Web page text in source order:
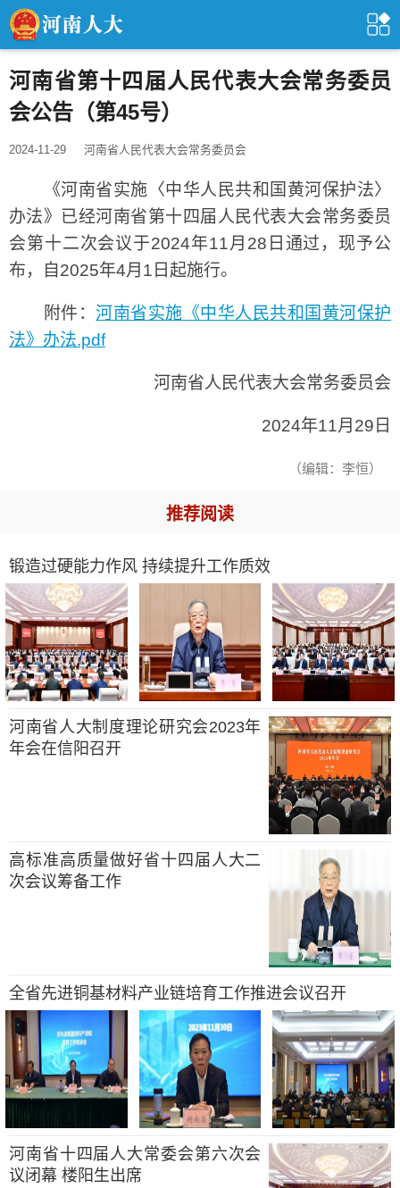
河南省第十四届人民代表大会常务委员
会公告（第45号）
2024-11-29 河南省人民代表大会常务委员会
《河南省实施〈中华人民共和国黄河保护法〉
办法》已经河南省第十四届人民代表大会常务委员
会第十二次会议于2024年11月28日通过，现予公
布，自2025年4月1日起施行。
附件：河南省实施《中华人民共和国黄河保护
法》办法.pdf
河南省人民代表大会常务委员会
2024年11月29日
（编辑：李恒）
推荐阅读
锻造过硬能力作风 持续提升工作质效
河南省人大制度理论研究会2023年
年会在信阳召开
高标准高质量做好省十四届人大二
次会议筹备工作
全省先进铜基材料产业链培育工作推进会议召开
河南省十四届人大常委会第六次会
议闭幕 楼阳生出席